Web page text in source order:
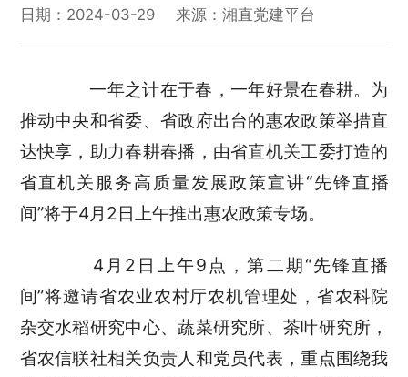
日期：2024-03-29 来源：湘直党建平台
一年之计在于春，一年好景在春耕。为
推动中央和省委、省政府出台的惠农政策举措直
达快享，助力春耕春播，由省直机关工委打造的
省直机关服务高质量发展政策宣讲“先锋直播
间”将于4月2日上午推出惠农政策专场。
4月2日上午9点，第二期“先锋直播
间”将邀请省农业农村厅农机管理处，省农科院
杂交水稻研究中心、蔬菜研究所、茶叶研究所，
省农信联社相关负责人和党员代表，重点围绕我